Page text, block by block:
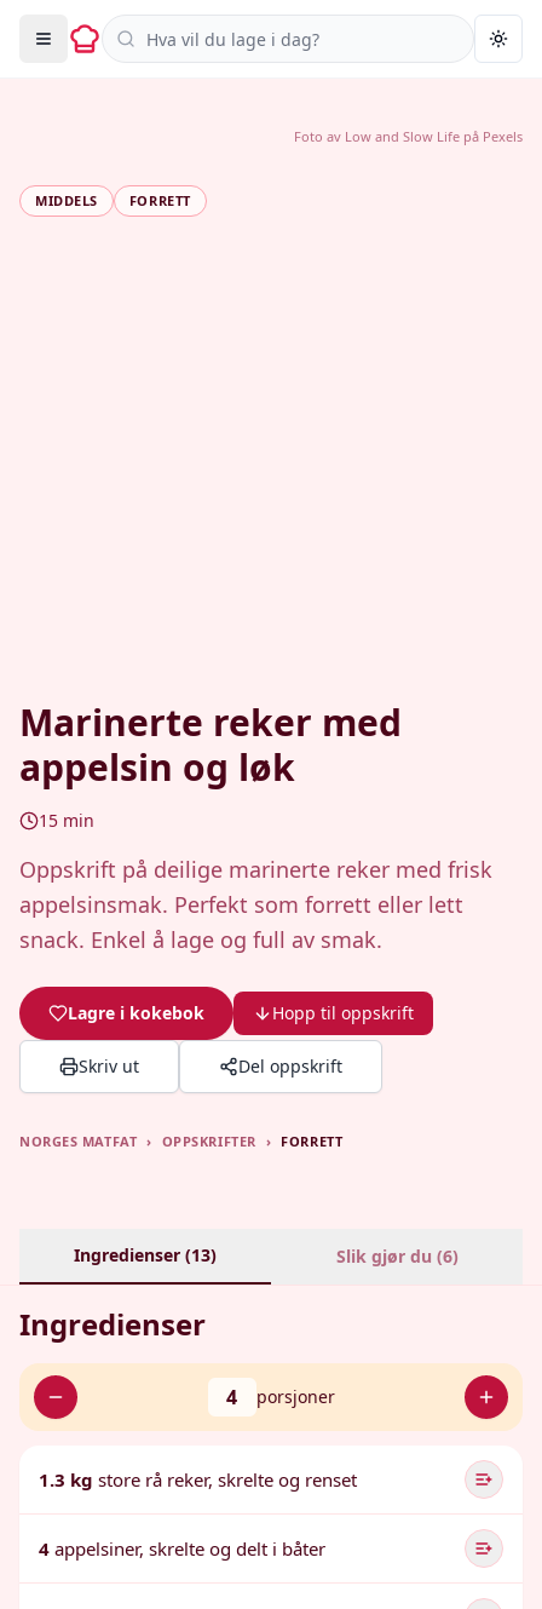
Søk i oppskrifter
MIDDELS FORRETT
Marinerte reker med
appelsin og løk
15 min
Oppskrift på deilige marinerte reker med frisk
appelsinsmak. Perfekt som forrett eller lett
snack. Enkel å lage og full av smak.
Lagre i kokebok Hopp til oppskrift
Skriv ut Del oppskrift
Foto av Low and Slow Life på Pexels
NORGES MATFAT › OPPSKRIFTER › FORRETT
Ingredienser (13) Slik gjør du (6)
Ingredienser
4 porsjoner
1.3 kg store rå reker, skrelte og renset
4 appelsiner, skrelte og delt i båter